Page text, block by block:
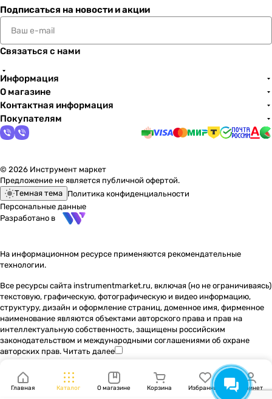
Подписаться на новости и акции
Связаться с нами
Информация
О магазине
Контактная информация
Покупателям
© 2026 Инструмент маркет
Предложение не является публичной офертой.
Темная тема Политика конфиденциальности
Персональные данные
Разработано в
На информационном ресурсе применяются рекомендательные
технологии.
Все ресурсы сайта instrumentmarket.ru, включая (но не ограничиваясь)
текстовую, графическую, фотографическую и видео информацию,
структуру, дизайн и оформление страниц, доменное имя, фирменное
наименование являются объектами авторского права и прав на
интеллектуальную собственность, защищены российским
законодательством и международными соглашениями об охране
авторских прав. Читать далее
Главная Каталог О магазине Корзина Избранные Кабинет